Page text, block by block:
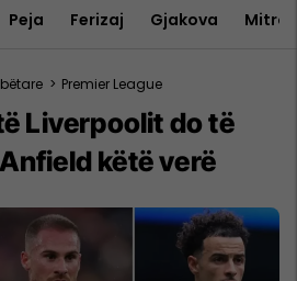
Peja Ferizaj Gjakova
> Premier League
Liverpoolit do të
këtë verë